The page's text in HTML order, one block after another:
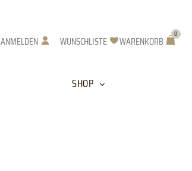
ANMELDEN WUNSCHLISTE WARENKORB
0
Warenkorb
SHOP